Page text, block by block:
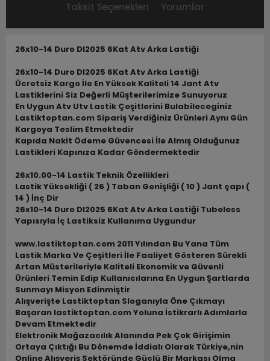
Taksit Seçenekleri Yorumlar
26x10-14 Duro DI2025 6Kat Atv Arka Lastiği
26x10-14 Duro DI2025 6Kat Atv Arka Lastiği
Ücretsiz Kargo İle En Yüksek Kaliteli 14 Jant Atv
Lastiklerini Siz Değerli Müşterilerimize Sunuyoruz
En Uygun Atv Utv Lastik Çeşitlerini Bulabileceginiz
Lastiktoptan.com Sipariş Verdiğiniz Ürünleri Aynı Gün
Kargoya Teslim Etmektedir
Kapıda Nakit Ödeme Güvencesi İle Almış Olduğunuz
Lastikleri Kapınıza Kadar Göndermektedir
26x10.00-14 Lastik Teknik Özellikleri
Lastik Yüksekliği ( 26 ) Taban Genişliği ( 10 ) Jant çapı (
14 ) İnç Dir
26x10-14 Duro DI2025 6Kat Atv Arka Lastiği Tubeless
Yapısıyla İç Lastiksiz Kullanıma Uygundur
www.lastiktoptan.com 2011 Yılından Bu Yana Tüm
Lastik Marka Ve Çeşitleri İle Faaliyet Gösteren Sürekli
Artan Müsterileriyle Kaliteli Ekonomik ve Güvenli
Ürünleri Temin Edip Kullanıcılarına En Uygun Şartlarda
Sunmayı Misyon Edinmiştir
Alışverişte Lastiktoptan Sloganıyla Öne Çıkmayı
Başaran lastiktoptan.com Yoluna İstikrarlı Adımlarla
Devam Etmektedir
Elektronik Mağazacılık Alanında Pek Çok Girişimin
Ortaya Çıktığı Bu Dönemde İddialı Olarak Türkiye,nin
Online Alışveriş Sektöründe Güçlü Bir Markası Olma